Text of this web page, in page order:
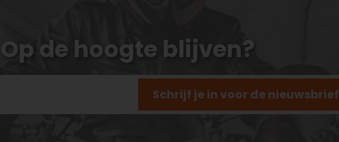
Op de hoogte blijven?
Schrijf je in voor de nieuwsbrief